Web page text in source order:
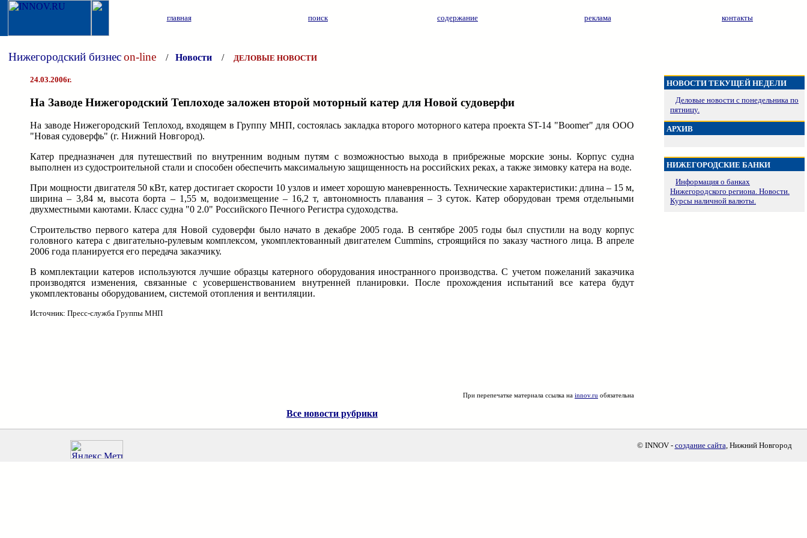
главная поиск содержание реклама контакты
Нижегородский бизнесon-line / Новости / ДЕЛОВЫЕ НОВОСТИ
24.03.2006г.
На Заводе Нижегородский Теплоходе заложен второй моторный катер для Новой судоверфи
На заводе Нижегородский Теплоход, входящем в Группу МНП, состоялась закладка второго моторного катера проекта ST-14 "Boomer" для ООО
"Новая судоверфь" (г. Нижний Новгород).
Катер предназначен для путешествий по внутренним водным путям с возможностью выхода в прибрежные морские зоны. Корпус судна
выполнен из судостроительной стали и способен обеспечить максимальную защищенность на российских реках, а также зимовку катера на воде.
При мощности двигателя 50 кВт, катер достигает скорости 10 узлов и имеет хорошую маневренность. Технические характеристики: длина – 15 м,
ширина – 3,84 м, высота борта – 1,55 м, водоизмещение – 16,2 т, автономность плавания – 3 суток. Катер оборудован тремя отдельными
двухместными каютами. Класс судна "0 2.0" Российского Печного Регистра судоходства.
Строительство первого катера для Новой судоверфи было начато в декабре 2005 года. В сентябре 2005 годы был спустили на воду корпус
головного катера с двигательно-рулевым комплексом, укомплектованный двигателем Cummins, строящийся по заказу частного лица. В апреле
2006 года планируется его передача заказчику.
В комплектации катеров используются лучшие образцы катерного оборудования иностранного производства. С учетом пожеланий заказчика
производятся изменения, связанные с усовершенствованием внутренней планировки. После прохождения испытаний все катера будут
укомплектованы оборудованием, системой отопления и вентиляции.
Источник: Пресс-служба Группы МНП
При перепечатке материала ссылка на innov.ru обязательна
Все новости рубрики
НОВОСТИ ТЕКУЩЕЙ НЕДЕЛИ
Деловые новости с понедельника по
пятницу.
АРХИВ
НИЖЕГОРОДСКИЕ БАНКИ
Информация о банках
Нижегородского региона. Новости.
Курсы наличной валюты.
© INNOV - создание сайта, Нижний Новгород